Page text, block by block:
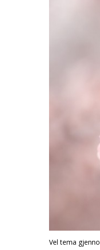
Vel tema